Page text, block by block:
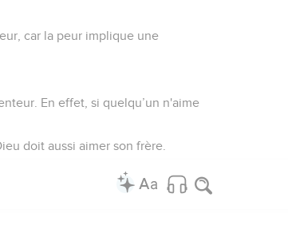
car la peur implique une
En effet, si quelqu’un n'aime
doit aussi aimer son frère.